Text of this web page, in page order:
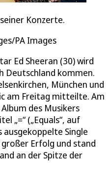
Konzerte.
PA Images
Ed Sheeran (30) wird
Deutschland kommen.
München und
am Freitag mitteilte. Am
des Musikers
„=“ („Equals“, auf
ausgekoppelte Single
Erfolg und stand
an der Spitze der